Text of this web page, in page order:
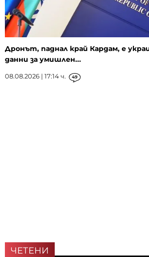
Дронът, паднал край Кардам, е
данни за умишлен...
08.08.2026 | 17:14 ч. 49
ЧЕТЕНИ